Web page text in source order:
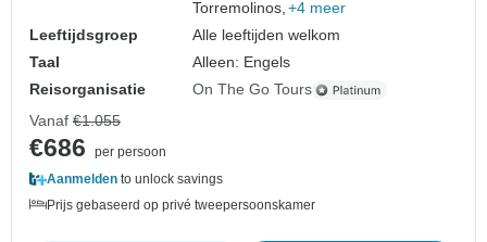
Torremolinos, +4 meer
Leeftijdsgroep
Alle leeftijden welkom
Taal
Alleen: Engels
Reisorganisatie
On The Go Tours
Vanaf €1.055
€686
per persoon
Aanmelden to unlock savings
Prijs gebaseerd op privé tweepersoonskamer